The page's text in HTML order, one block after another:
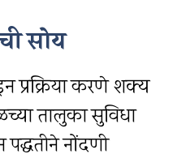
सोय
प्रक्रिया करणे शक्य
तालुका सुविधा
नोंदणी